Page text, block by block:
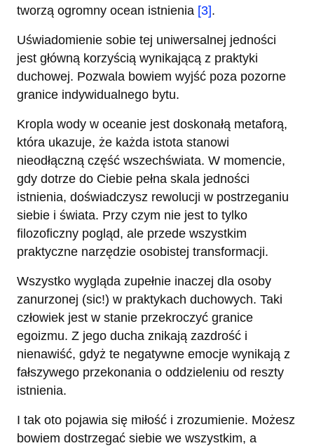
tworzą ogromny ocean istnienia [3].
Uświadomienie sobie tej uniwersalnej jedności
jest główną korzyścią wynikającą z praktyki
duchowej. Pozwala bowiem wyjść poza pozorne
granice indywidualnego bytu.
Kropla wody w oceanie jest doskonałą metaforą,
która ukazuje, że każda istota stanowi
nieodłączną część wszechświata. W momencie,
gdy dotrze do Ciebie pełna skala jedności
istnienia, doświadczysz rewolucji w postrzeganiu
siebie i świata. Przy czym nie jest to tylko
filozoficzny pogląd, ale przede wszystkim
praktyczne narzędzie osobistej transformacji.
Wszystko wygląda zupełnie inaczej dla osoby
zanurzonej (sic!) w praktykach duchowych. Taki
człowiek jest w stanie przekroczyć granice
egoizmu. Z jego ducha znikają zazdrość i
nienawiść, gdyż te negatywne emocje wynikają z
fałszywego przekonania o oddzieleniu od reszty
istnienia.
I tak oto pojawia się miłość i zrozumienie. Możesz
bowiem dostrzegać siebie we wszystkim, a